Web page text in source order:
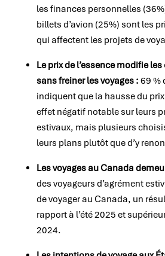
les finances personnelles
billets d’avion (25%) sont les
qui affectent les projets de
Le prix de l’essence modifie
sans freiner les voyages : 69 %
indiquent que la hausse du prix
effet négatif notable sur leurs
estivaux, mais plusieurs
leurs plans plutôt que d’y
Les voyages au Canada
des voyageurs d’agrément
de voyager au Canada, un
rapport à l’été 2025 et
2024.